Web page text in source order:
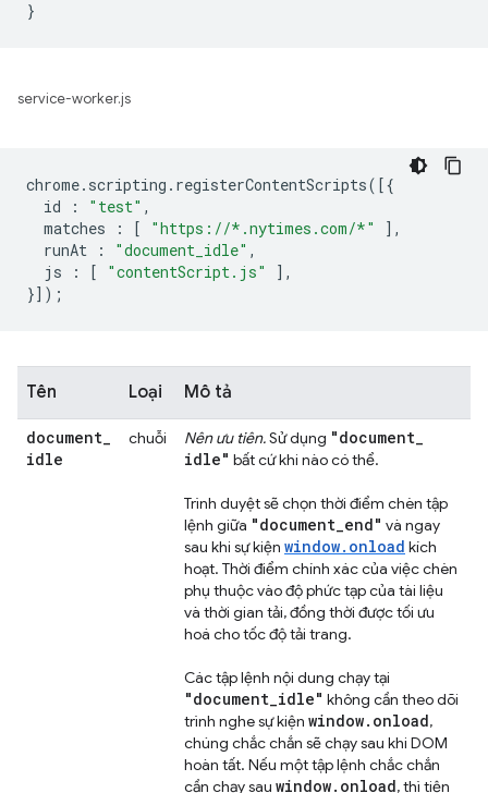
service-worker.js
chrome. scripting . registerContentScripts([{
id
: "test" ,
matches
: [ "https://*.nytimes.com/*"
],
runAt
: "document_idle" ,
js
: [ "contentScript.js"
],
}]);
Tên Loại Mô tả
document_
idle
chuỗi Nên ưu tiên.Sử dụng "document_
idle" bất cứ khi nào có thể.
Trình duyệt sẽ chọn thời điểm chèn tập
lệnh giữa "document_end" và ngay
sau khi sự kiện window.onload kích
hoạt. Thời điểm chính xác của việc chèn
phụ thuộc vào độ phức tạp của tài liệu
và thời gian tải, đồng thời được tối ưu
hoá cho tốc độ tải trang.
Các tập lệnh nội dung chạy tại
"document_idle" không cần theo dõi
trình nghe sự kiện window. onload,
chúng chắc chắn sẽ chạy sau khi DOM
hoàn tất. Nếu một tập lệnh chắc chắn
cần chạy sau window. onload, thì tiện